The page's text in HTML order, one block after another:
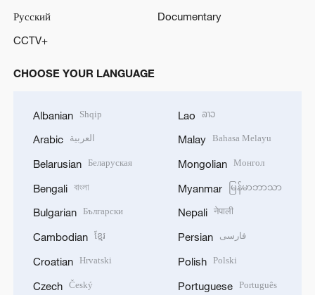
Русский
Documentary
CCTV+
CHOOSE YOUR LANGUAGE
Albanian Shqip
Arabic العربية
Belarusian Беларуская
Bengali বাংলা
Bulgarian Български
Cambodian ខ្មែរ
Croatian Hrvatski
Czech Český
Lao ລາວ
Malay Bahasa Melayu
Mongolian Монгол
Myanmar မြန်မာဘာသာ
Nepali नेपाली
Persian فارسی
Polish Polski
Portuguese Português